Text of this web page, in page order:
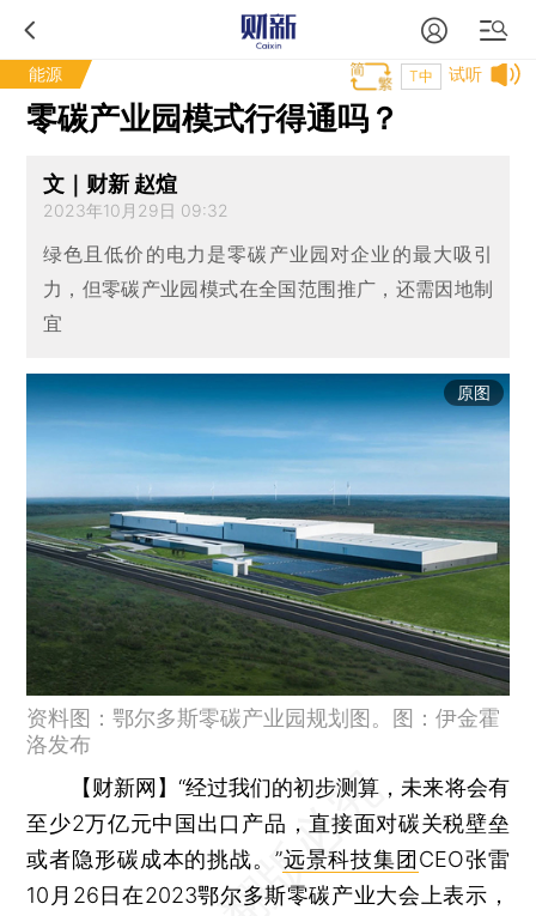
能源 试听
T中
零碳产业园模式行得通吗？
文｜财新 赵煊
2023年10月29日 09:32
绿色且低价的电力是零碳产业园对企业的最大吸引
力，但零碳产业园模式在全国范围推广，还需因地制
宜
原图
资料图：鄂尔多斯零碳产业园规划图。图：伊金霍
洛发布
【财新网】 “经过我们的初步测算，未来将会有
至少2万亿元中国出口产品，直接面对碳关税壁垒
或者隐形碳成本的挑战。”远景科技集团CEO张雷
10月26日在2023鄂尔多斯零碳产业大会上表示，